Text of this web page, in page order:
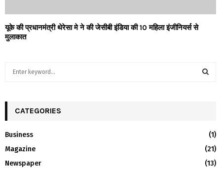
यूके की प्रधानमंत्री थेरेसा मे ने की जेसीबी इंडिया की 10 महिला इंजीनियर्स से
मुलाकात
h
o
r
:
R
CATEGORIES
Business
(1)
Magazine
(21)
Newspaper
(13)